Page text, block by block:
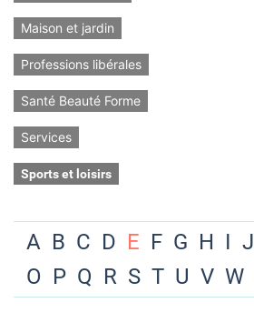
Maison et jardin
Professions libérales
Santé Beauté Forme
Services
Sports et loisirs
A B C D E F G H I J
O P Q R S T U V W